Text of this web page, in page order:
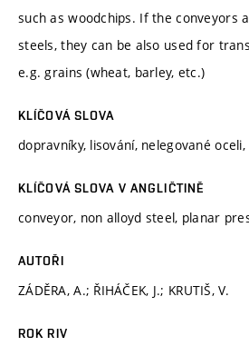
such as woodchips. If the conveyors
steels, they can be also used for
e.g. grains (wheat, barley, etc.)
KLÍČOVÁ SLOVA
dopravníky, lisování, nelegované
KLÍČOVÁ SLOVA V ANGLIČTINĚ
conveyor, non alloyd steel, planar
AUTOŘI
ZÁDĚRA, A.; ŘIHÁČEK, J.; KRUTIŠ, V.
ROK RIV